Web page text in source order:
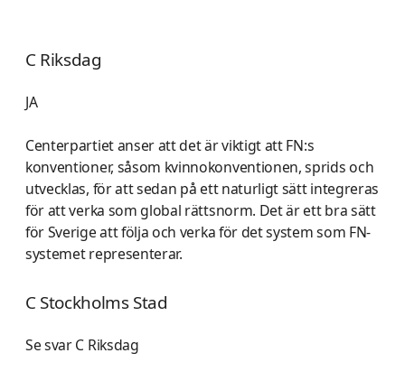
C Riksdag
JA
Centerpartiet anser att det är viktigt att FN:s
konventioner, såsom kvinnokonventionen, sprids och
utvecklas, för att sedan på ett naturligt sätt integreras
för att verka som global rättsnorm. Det är ett bra sätt
för Sverige att följa och verka för det system som FN-
systemet representerar.
C Stockholms Stad
Se svar C Riksdag